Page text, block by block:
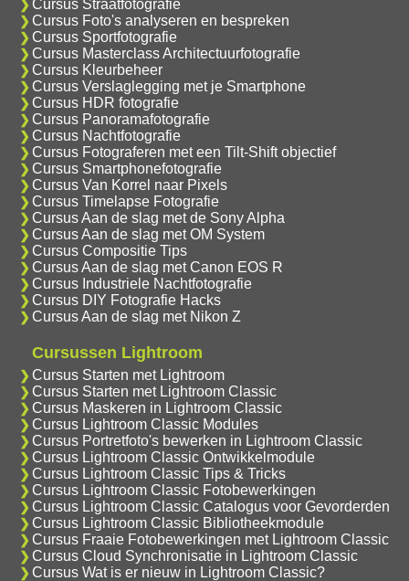
Cursus Straatfotografie
Cursus Foto's analyseren en bespreken
Cursus Sportfotografie
Cursus Masterclass Architectuurfotografie
Cursus Kleurbeheer
Cursus Verslaglegging met je Smartphone
Cursus HDR fotografie
Cursus Panoramafotografie
Cursus Nachtfotografie
Cursus Fotograferen met een Tilt-Shift objectief
Cursus Smartphonefotografie
Cursus Van Korrel naar Pixels
Cursus Timelapse Fotografie
Cursus Aan de slag met de Sony Alpha
Cursus Aan de slag met OM System
Cursus Compositie Tips
Cursus Aan de slag met Canon EOS R
Cursus Industriele Nachtfotografie
Cursus DIY Fotografie Hacks
Cursus Aan de slag met Nikon Z
Cursussen Lightroom
Cursus Starten met Lightroom
Cursus Starten met Lightroom Classic
Cursus Maskeren in Lightroom Classic
Cursus Lightroom Classic Modules
Cursus Portretfoto's bewerken in Lightroom Classic
Cursus Lightroom Classic Ontwikkelmodule
Cursus Lightroom Classic Tips & Tricks
Cursus Lightroom Classic Fotobewerkingen
Cursus Lightroom Classic Catalogus voor Gevorderden
Cursus Lightroom Classic Bibliotheekmodule
Cursus Fraaie Fotobewerkingen met Lightroom Classic
Cursus Cloud Synchronisatie in Lightroom Classic
Cursus Wat is er nieuw in Lightroom Classic?